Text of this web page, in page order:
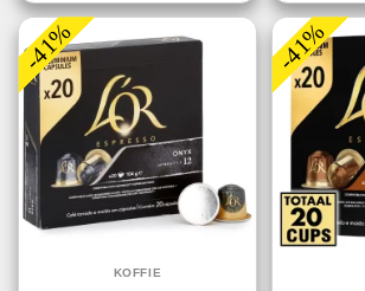
-41%
KOFFIE
-41%